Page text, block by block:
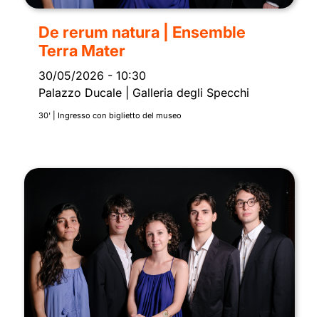
De rerum natura | Ensemble
Terra Mater
30/05/2026 - 10:30
Palazzo Ducale | Galleria degli Specchi
30' | Ingresso con biglietto del museo